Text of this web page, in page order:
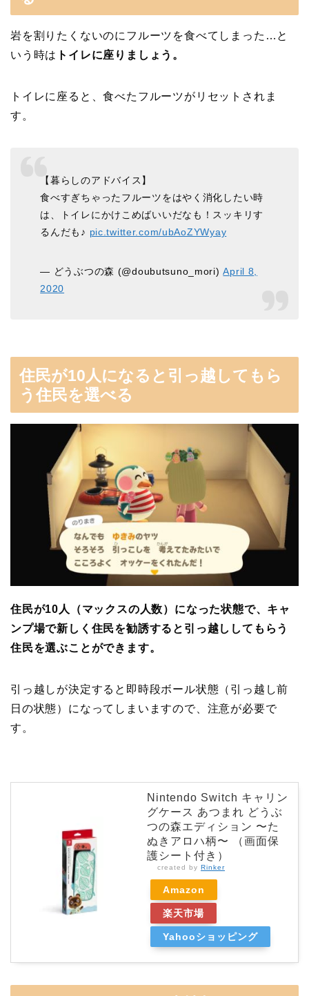
岩を割りたくないのにフルーツを食べてしまった…と
いう時は トイレに座りましょう。
トイレに座ると、食べたフルーツがリセットされま
す。
【暮らしのアドバイス】
食べすぎちゃったフルーツをはやく消化したい時
は、トイレにかけこめばいいだなも！スッキリす
るんだも♪ pic.twitter.com/ubAoZYWyay
— どうぶつの森 (@doubutsuno_mori)April 8,
2020
住民が10人になると引っ越してもら
う住民を選べる
住民が10人（マックスの人数）になった状態で、キャ
ンプ場で新しく住民を勧誘すると引っ越ししてもらう
住民を選ぶことができます。
引っ越しが決定すると即時段ボール状態（引っ越し前
日の状態）になってしまいますので、注意が必要で
す。
Nintendo Switch キャリン
グケース あつまれ どうぶ
つの森エディション 〜た
ぬきアロハ柄〜 （画面保
護シート付き）
created by Rinker
Amazon
楽天市場
Yahooショッピング